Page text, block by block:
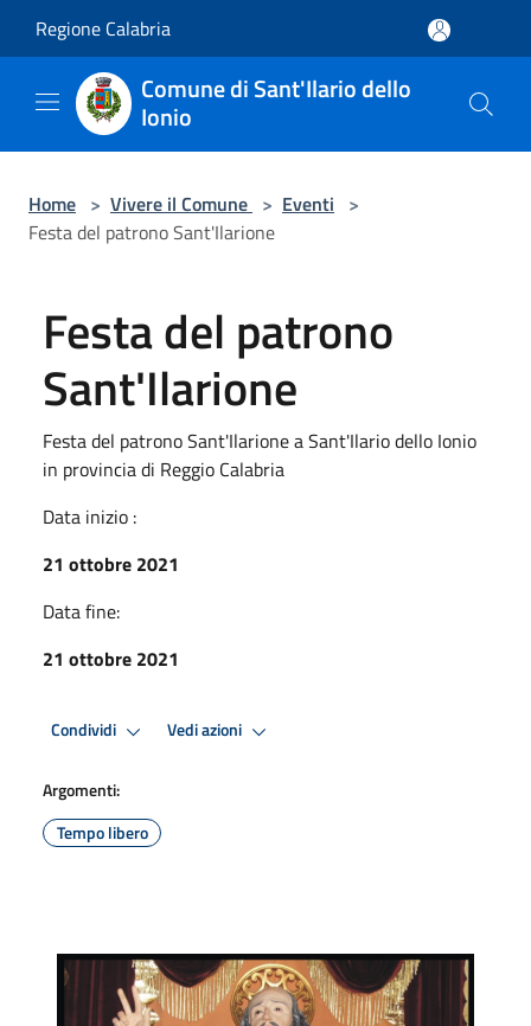
Regione Calabria
Comune di Sant'Ilario dello
Ionio
Home > Vivere il Comune > Eventi >
Festa del patrono Sant'Ilarione
Festa del patrono
Sant'Ilarione
Festa del patrono Sant'Ilarione a Sant'Ilario dello Ionio
in provincia di Reggio Calabria
Data inizio :
21 ottobre 2021
Data fine:
21 ottobre 2021
Condividi Vedi azioni
Argomenti:
Tempo libero